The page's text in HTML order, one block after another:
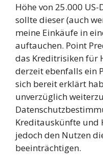
Höhe von 25.000
sollte dieser (auch
meine Einkäufe in
auftauchen. Point
das Kreditrisiken für
derzeit ebenfalls ein
sich bereit erklärt
unverzüglich
Kreditauskünfte und
jedoch den Nutzen
beeinträchtigen.